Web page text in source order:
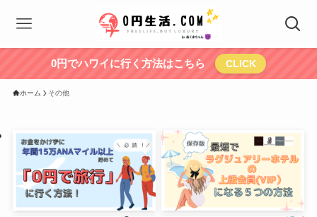
0円でハワイに行く方法はこちら CLICK
ホーム その他